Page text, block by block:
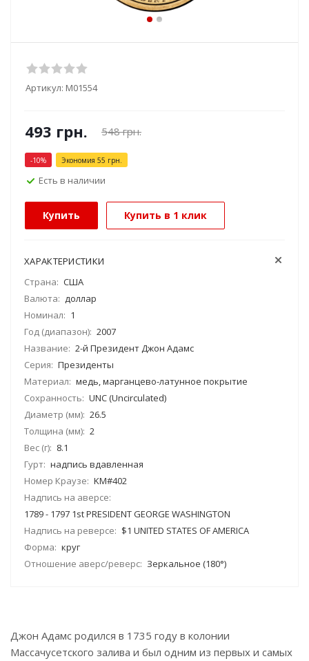
Артикул: М01554
493 грн. 548грн.
-10% Экономия 55 грн.
Есть в наличии
Купить Купить в 1 клик
ХАРАКТЕРИСТИКИ
Страна: США
Валюта: доллар
Номинал: 1
Год (диапазон): 2007
Название: 2-й Президент Джон Адамс
Серия: Президенты
Материал: медь, марганцево-латунное покрытие
Сохранность: UNC (Uncirculated)
Диаметр (мм): 26.5
Толщина (мм): 2
Вес (г): 8.1
Гурт: надпись вдавленная
Номер Краузе: KM#402
Надпись на аверсе:
1789 - 1797 1st PRESIDENT GEORGE WASHINGTON
Надпись на реверсе: $1 UNITED STATES OF AMERICA
Форма: круг
Отношение аверс/реверс: Зеркальное (180°)
Джон Адамс родился в 1735 году в колонии
Массачусетского залива и был одним из первых и самых